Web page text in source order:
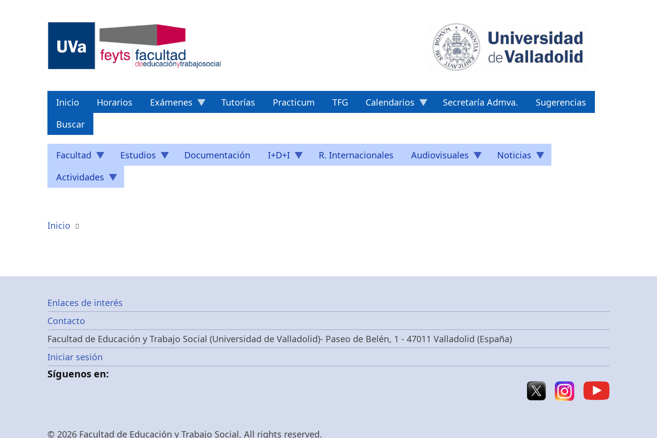
Inicio Horarios Exámenes Tutorías Practicum TFG Calendarios Secretaría Admva.
Sugerencias
Buscar
Facultad Estudios Documentación I+D+I R. Internacionales Audiovisuales
Noticias
Actividades
Inicio
Footer
menu
Enlaces de interés
Contacto
Facultad de Educación y Trabajo Social (Universidad de Valladolid)- Paseo de Belén, 1 - 47011 Valladolid (España)
Menú
de
Iniciar sesión
Síguenos en:
© 2026 Facultad de Educación y Trabajo Social, All rights reserved.